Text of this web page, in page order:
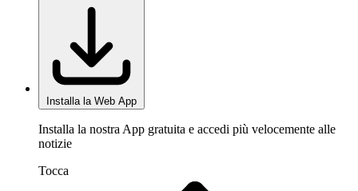
Installa la Web App
Installa la nostra App gratuita e accedi più velocemente alle
notizie
Tocca